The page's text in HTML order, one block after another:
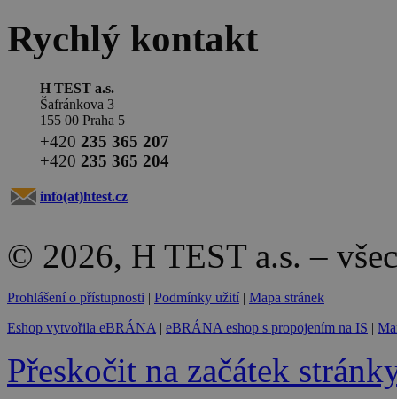
Rychlý kontakt
H TEST a.s.
Šafránkova 3
155 00 Praha 5
+420 235 365 207
+420 235 365 204
info(at)htest.cz
© 2026, H TEST a.s. –
Prohlášení o přístupnosti | Podmínky užití | Mapa stránek
Eshop vytvořila eBRÁNA | eBRÁNA eshop s propojením na IS |
Přeskočit na začátek